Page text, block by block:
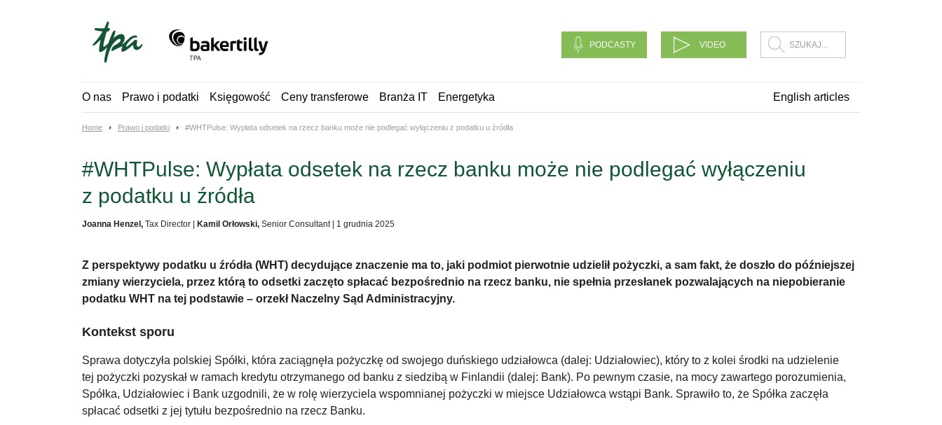
PODCASTY VIDEO
O nas Prawo i podatki Księgowość Ceny transferowe Branża IT Energetyka English articles
Home Prawo i podatki #WHTPulse: Wypłata odsetek na rzecz banku może nie podlegać wyłączeniu z podatku u źródła
#WHTPulse: Wypłata odsetek na rzecz banku może nie podlegać wyłączeniu
z podatku u źródła
Joanna Henzel, Tax Director Kamil Orłowski, Senior Consultant 1 grudnia 2025
Z perspektywy podatku u źródła (WHT) decydujące znaczenie ma to, jaki podmiot pierwotnie udzielił pożyczki, a sam fakt, że doszło do późniejszej
zmiany wierzyciela, przez którą to odsetki zaczęto spłacać bezpośrednio na rzecz banku, nie spełnia przesłanek pozwalających na niepobieranie
podatku WHT na tej podstawie – orzekł Naczelny Sąd Administracyjny.
Kontekst sporu
Sprawa dotyczyła polskiej Spółki, która zaciągnęła pożyczkę od swojego duńskiego udziałowca (dalej: Udziałowiec), który to z kolei środki na udzielenie
tej pożyczki pozyskał w ramach kredytu otrzymanego od banku z siedzibą w Finlandii (dalej: Bank). Po pewnym czasie, na mocy zawartego porozumienia,
Spółka, Udziałowiec i Bank uzgodnili, że w rolę wierzyciela wspomnianej pożyczki w miejsce Udziałowca wstąpi Bank. Sprawiło to, że Spółka zaczęła
spłacać odsetki z jej tytułu bezpośrednio na rzecz Banku.